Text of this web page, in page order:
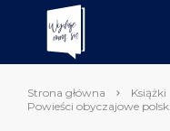
Strona główna Książki
Powieści obyczajowe